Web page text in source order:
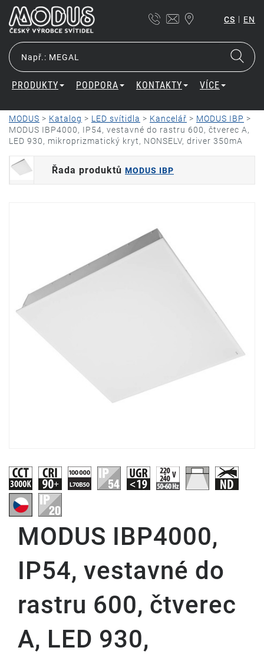
CS | EN
PRODUKTY PODPORA KONTAKTY VÍCE
MODUS > Katalog > LED svítidla > Kancelář > MODUS IBP >
MODUS IBP4000, IP54, vestavné do rastru 600, čtverec A,
LED 930, mikroprizmatický kryt, NONSELV, driver 350mA
Řada produktů MODUS IBP
MODUS IBP4000,
IP54, vestavné do
rastru 600, čtverec
A, LED 930,